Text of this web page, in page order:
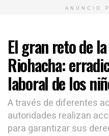
ANUNCIO
El gran reto de
Riohacha:
laboral de los
A través de diferentes
autoridades realizan
para garantizar sus